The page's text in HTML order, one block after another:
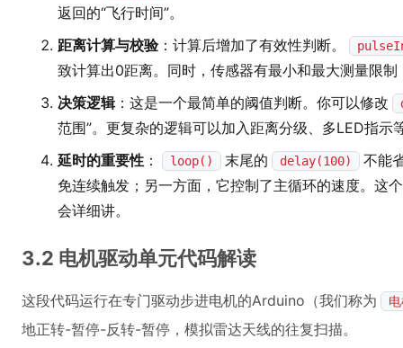
返回的“飞行时间”。
距离计算与校验：计算后增加了有效性判断。
致计算出0距离。同时，传感器有最小和最大测量限
决策逻辑：这是一个最简单的阈值判断。你可以修改
范围”。更复杂的逻辑可以加入距离分级、多LED指示
延时的重要性 ： loop() 末尾的 delay(100)
不能
免连续触发；另一方面，它控制了主循环的速度。这
会详细讲。
3.2 电机驱动单元代码解读
这段代码运行在专门驱动步进电机的Arduino（我们称为
地正转-暂停-反转-暂停，模拟雷达天线的往复扫描。